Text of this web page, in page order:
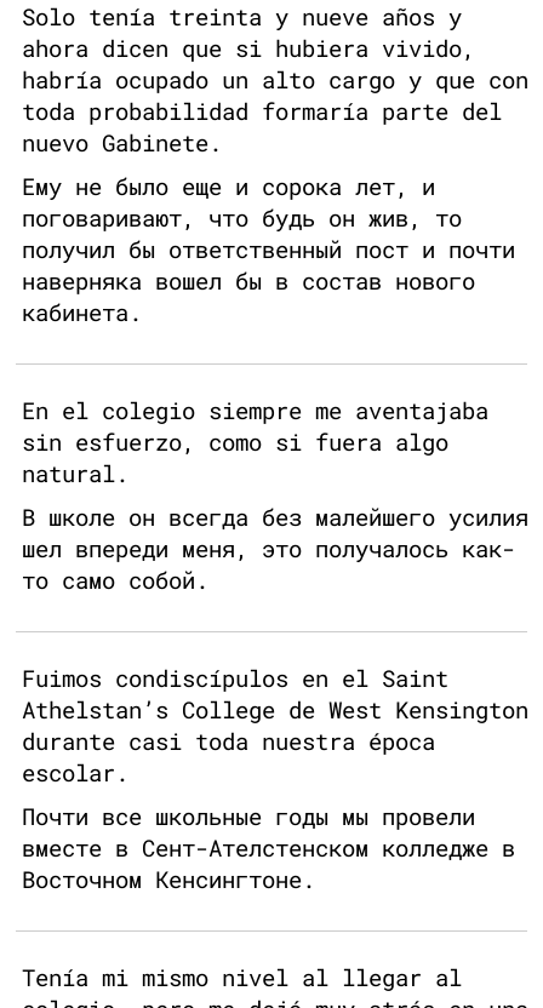
Solo tenía treinta y nueve años y
ahora dicen que si hubiera vivido,
habría ocupado un alto cargo y que con
toda probabilidad formaría parte del
nuevo Gabinete.
Ему не было еще и сорока лет, и
поговаривают, что будь он жив, то
получил бы ответственный пост и почти
наверняка вошел бы в состав нового
кабинета.
En el colegio siempre me aventajaba
sin esfuerzo, como si fuera algo
natural.
В школе он всегда без малейшего усилия
шел впереди меня, это получалось как-
то само собой.
Fuimos condiscípulos en el Saint
Athelstan’s College de West Kensington
durante casi toda nuestra época
escolar.
Почти все школьные годы мы провели
вместе в Сент-Ателстенском колледже в
Восточном Кенсингтоне.
Tenía mi mismo nivel al llegar al